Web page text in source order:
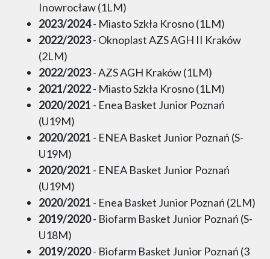
Inowrocław (1LM)
2023/2024- Miasto Szkła Krosno (1LM)
2022/2023- Oknoplast AZS AGH II Kraków
(2LM)
2022/2023- AZS AGH Kraków (1LM)
2021/2022- Miasto Szkła Krosno (1LM)
2020/2021 - Enea Basket Junior Poznań
(U19M)
2020/2021 - ENEA Basket Junior Poznań (S-
U19M)
2020/2021 - ENEA Basket Junior Poznań
(U19M)
2020/2021 - Enea Basket Junior Poznań (2LM)
2019/2020- Biofarm Basket Junior Poznań (S-
U18M)
2019/2020- Biofarm Basket Junior Poznań (3